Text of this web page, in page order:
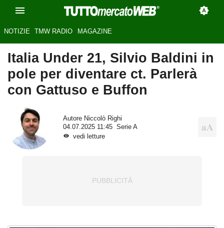
NOTIZIE TMW RADIO MAGAZINE
Italia Under 21, Silvio Baldini in
pole per diventare ct. Parlerà
con Gattuso e Buffon
Autore Niccolò Righi
04.07.2025 11:45
Serie A
vedi letture